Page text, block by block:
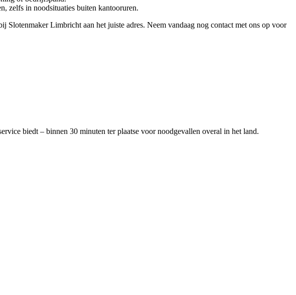
zelfs in noodsituaties buiten kantooruren.
Limbricht aan het juiste adres. Neem vandaag nog contact met ons op voor
biedt – binnen 30 minuten ter plaatse voor noodgevallen overal in het land.